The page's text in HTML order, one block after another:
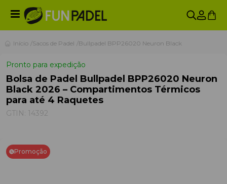
Início Sacos de Padel Bullpadel BPP26020 Neuron Black
Pronto para expedição
Bolsa de Padel Bullpadel BPP26020 Neuron
Black 2026 – Compartimentos Térmicos
para até 4 Raquetes
GTIN: 14392
Promoção